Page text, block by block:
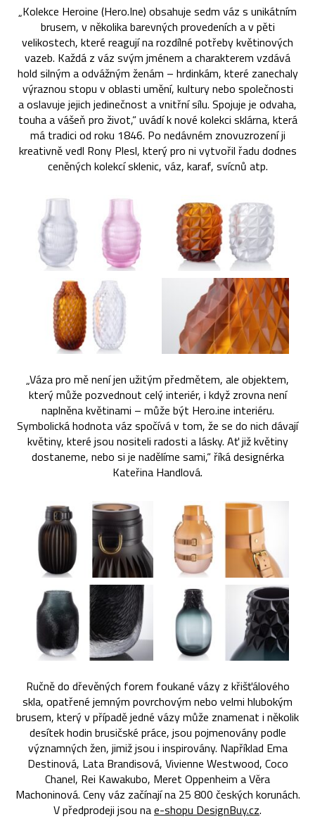
„Kolekce Heroine (Hero.Ine) obsahuje sedm váz s unikátním
brusem, v několika barevných provedeních a v pěti
velikostech, které reagují na rozdílné potřeby květinových
vazeb. Každá z váz svým jménem a charakterem vzdává
hold silným a odvážným ženám – hrdinkám, které zanechaly
výraznou stopu v oblasti umění, kultury nebo společnosti
a oslavuje jejich jedinečnost a vnitřní sílu. Spojuje je odvaha,
touha a vášeň pro život,“ uvádí k nové kolekci sklárna, která
má tradici od roku 1846. Po nedávném znovuzrození ji
kreativně vedl Rony Plesl, který pro ni vytvořil řadu dodnes
ceněných kolekcí sklenic, váz, karaf, svícnů atp.
„Váza pro mě není jen užitým předmětem, ale objektem,
který může pozvednout celý interiér, i když zrovna není
naplněna květinami – může být Hero.ine interiéru.
Symbolická hodnota váz spočívá v tom, že se do nich dávají
květiny, které jsou nositeli radosti a lásky. Ať již květiny
dostaneme, nebo si je nadělíme sami,“ říká designérka
Kateřina Handlová.
Ručně do dřevěných forem foukané vázy z křišťálového
skla, opatřené jemným povrchovým nebo velmi hlubokým
brusem, který v případě jedné vázy může znamenat i několik
desítek hodin brusičské práce, jsou pojmenovány podle
významných žen, jimiž jsou i inspirovány. Například Ema
Destinová, Lata Brandisová, Vivienne Westwood, Coco
Chanel, Rei Kawakubo, Meret Oppenheim a Věra
Machoninová. Ceny váz začínají na 25 800 českých korunách.
V předprodeji jsou nae-shopu DesignBuy.cz.